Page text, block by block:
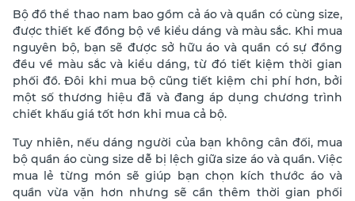
Bộ đồ thể thao nam bao gồm cả áo và quần có cùng size,
được thiết kế đồng bộ về kiểu dáng và màu sắc. Khi mua
nguyên bộ, bạn sẽ được sở hữu áo và quần có sự đồng
đều về màu sắc và kiểu dáng, từ đó tiết kiệm thời gian
phối đồ. Đôi khi mua bộ cũng tiết kiệm chi phí hơn, bởi
một số thương hiệu đã và đang áp dụng chương trình
chiết khấu giá tốt hơn khi mua cả bộ.
Tuy nhiên, nếu dáng người của bạn không cân đối, mua
bộ quần áo cùng size dễ bị lệch giữa size áo và quần. Việc
mua lẻ từng món sẽ giúp bạn chọn kích thước áo và
quần vừa vặn hơn nhưng sẽ cần thêm thời gian phối